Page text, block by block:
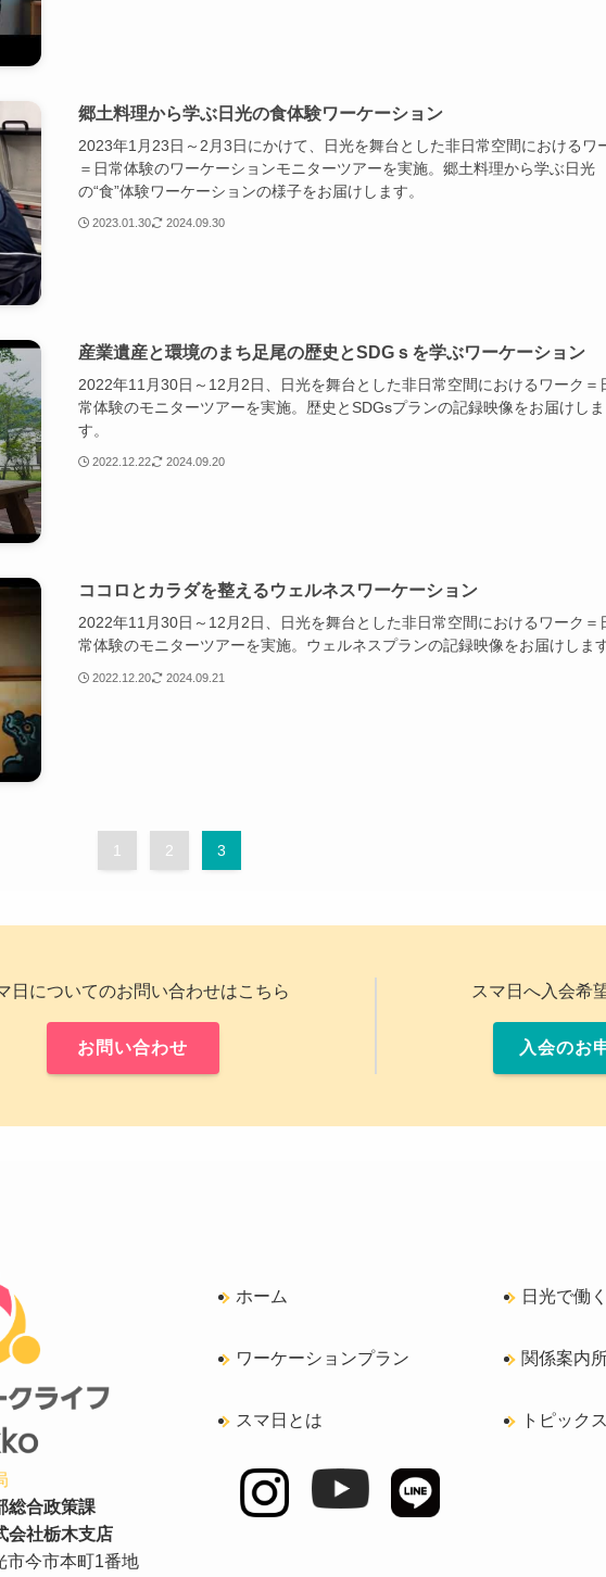
郷土料理から学ぶ日光の食体験ワーケーション
2023年1月23日～2月3日にかけて、日光を舞台とした非日常空間におけるワ
＝日常体験のワーケーションモニターツアーを実施。郷土料理から学ぶ日光
の“食”体験ワーケーションの様子をお届けします。
2023.01.30 2024.09.30
産業遺産と環境のまち足尾の歴史とSDGｓを学ぶワーケーション
2022年11月30日～12月2日、日光を舞台とした非日常空間におけるワーク＝
常体験のモニターツアーを実施。歴史とSDGsプランの記録映像をお届けしま
す。
2022.12.22 2024.09.20
ココロとカラダを整えるウェルネスワーケーション
2022年11月30日～12月2日、日光を舞台とした非日常空間におけるワーク＝
常体験のモニターツアーを実施。ウェルネスプランの記録映像をお届けしま
2022.12.20 2024.09.21
1 2 3
日についてのお問い合わせはこちら
お問い合わせ
スマ日へ入会希
入会のお
総合政策課
会社栃木支店
市今市本町1番地
ホーム
ワーケーションプラン
スマ日とは
日光で働
関係案内
トピック